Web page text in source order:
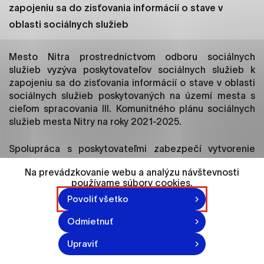
zapojeniu sa do zisťovania informácií o stave v
oblasti sociálnych služieb
Mesto Nitra prostredníctvom odboru sociálnych
služieb vyzýva poskytovateľov sociálnych služieb k
zapojeniu sa do zisťovania informácií o stave v oblasti
sociálnych služieb poskytovaných na území mesta s
cieľom spracovania III. Komunitného plánu sociálnych
služieb mesta Nitry na roky 2021-2025.
Spolupráca s poskytovateľmi zabezpečí vytvorenie
skutočného obrazu o fungovaní sociálnych služieb na
území mesta, informuje o devízach, ale aj rezervách
tohto systému. Pre viac informácií kontaktujte
koordinátorku III. KPSS M. Hrozenskú.
Vytvorené: 18. 6. 2020
Na prevádzkovanie webu a analýzu návštevnosti
používame súbory cookies.
Povoliť všetko
Odmietnuť
Upraviť
ako je navigácia na stránke a prístup k
týchto súborov cookie nemôže web správne
Analytické cookies
Analytické cookies pomáhajú prevádzkovateľovi
stránok pochopiť, ako návštevníci stránok stránku
používajú, aby mohol stránky optimalizovať a
ponúknuť im lepšiu skúsenosť. Všetky dáta sa
zbierajú anonymne a nie je možné ich spojiť s
konkrétnou osobou.
Označiť všetko
Uložiť nastavenia
Viac informácií